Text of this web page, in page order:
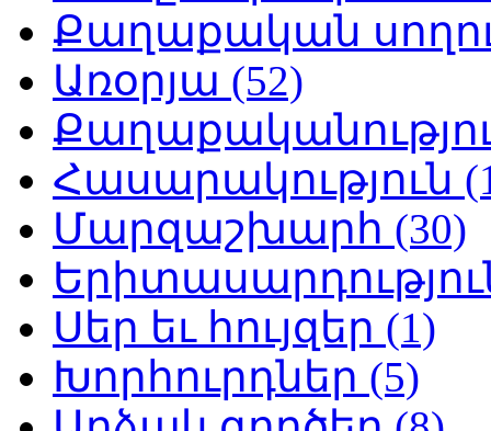
Քաղաքական
Առօրյա (52)
Հասարակություն
Մարզաշխարհ (30)
Սեր եւ հույզեր (1)
Խորհուրդներ (5)